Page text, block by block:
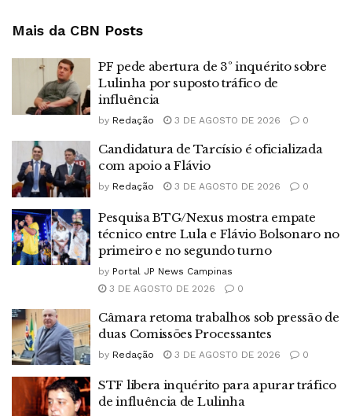
Mais da CBN Posts
PF pede abertura de 3º inquérito sobre
Lulinha por suposto tráfico de
influência
by Redação 3 DE AGOSTO DE 2026 0
Candidatura de Tarcísio é oficializada
com apoio a Flávio
by Redação 3 DE AGOSTO DE 2026 0
Pesquisa BTG/Nexus mostra empate
técnico entre Lula e Flávio Bolsonaro no
primeiro e no segundo turno
by Portal JP News Campinas
3 DE AGOSTO DE 2026
0
Câmara retoma trabalhos sob pressão de
duas Comissões Processantes
by Redação 3 DE AGOSTO DE 2026 0
STF libera inquérito para apurar tráfico
de influência de Lulinha